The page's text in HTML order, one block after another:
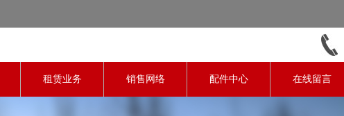
租赁业务 销售网络 配件中心 在线留言